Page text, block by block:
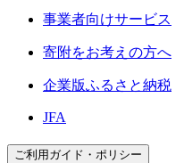
事業者向けサービス
寄附をお考えの方へ
企業版ふるさと納税
JFA
ご利用ガイド・ポリシー